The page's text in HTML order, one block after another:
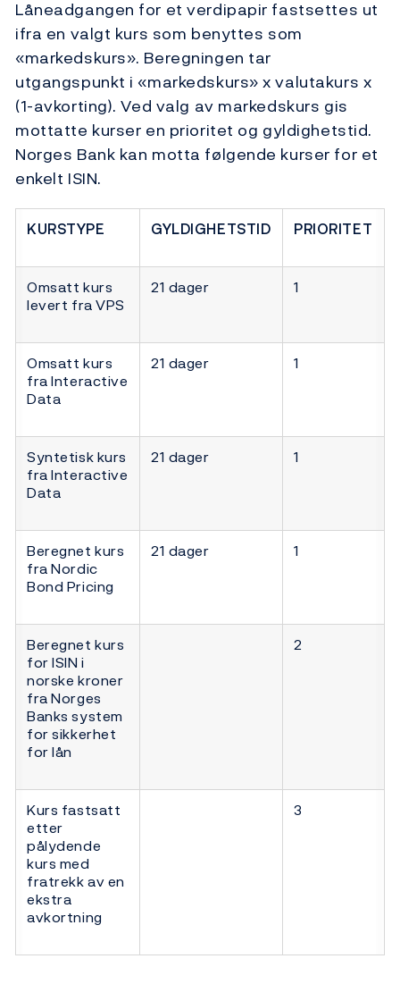
Låneadgangen for et verdipapir fastsettes ut
ifra en valgt kurs som benyttes som
«markedskurs». Beregningen tar
utgangspunkt i «markedskurs» x valutakurs x
(1-avkorting). Ved valg av markedskurs gis
mottatte kurser en prioritet og gyldighetstid.
Norges Bank kan motta følgende kurser for et
enkelt ISIN.
KURSTYPE GYLDIGHETSTID PRIORITET
Omsatt kurs
levert fra VPS
21 dager 1
Omsatt kurs
fra Interactive
Data
21 dager 1
Syntetisk kurs
fra Interactive
Data
21 dager 1
Beregnet kurs
fra Nordic
Bond Pricing
21 dager 1
Beregnet kurs
for ISIN i
norske kroner
fra Norges
Banks system
for sikkerhet
for lån
2
Kurs fastsatt
etter
pålydende
kurs med
fratrekk av en
ekstra
avkortning
3